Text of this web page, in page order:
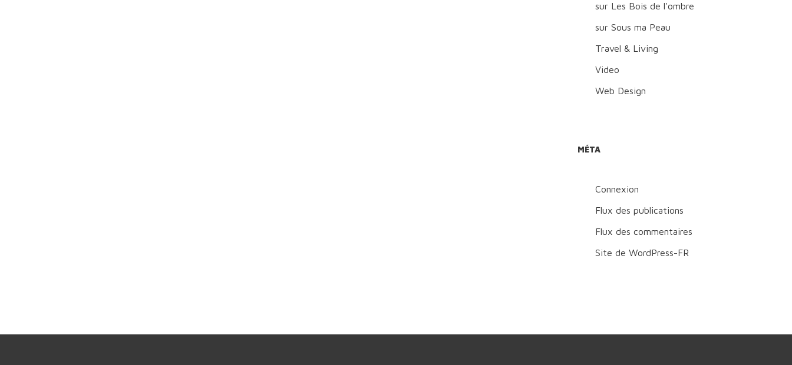
sur Les Bois de l'ombre
sur Sous ma Peau
Travel & Living
Video
Web Design
MÉTA
Connexion
Flux des publications
Flux des commentaires
Site de WordPress-FR